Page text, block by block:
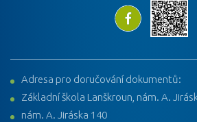
Adresa pro doručování dokumentů:
Základní škola Lanškroun, nám. A.
nám. A. Jiráska 140